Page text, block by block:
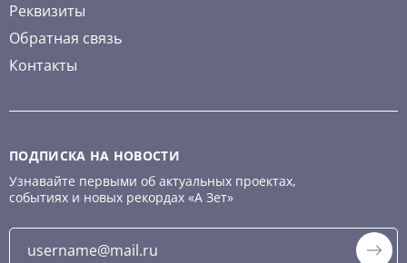
Реквизиты
Обратная связь
Контакты
ПОДПИСКА НА НОВОСТИ
Узнавайте первыми об актуальных проектах,
событиях и новых рекордах «А Зет»